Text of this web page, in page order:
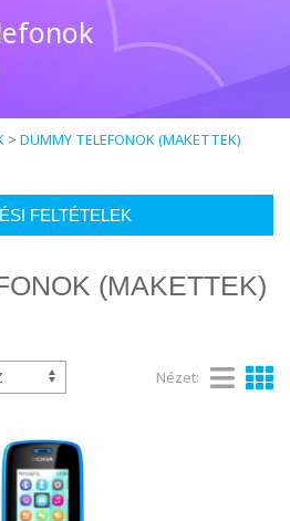
> DUMMY TELEFONOK (MAKETTEK)
FELTÉTELEK
(MAKETTEK)
Nézet: